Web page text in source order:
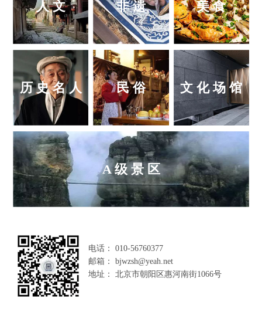
人 文 非 遗 美 食
历 史 名 人 民 俗 文 化 场 馆
A 级 景 区
电话： 010-56760377
邮箱： bjwzsh@yeah.net
地址： 北京市朝阳区惠河南街1066号